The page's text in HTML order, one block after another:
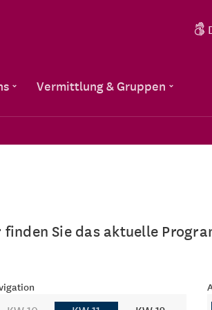
Vermittlung & Gruppen
Sie das aktuelle